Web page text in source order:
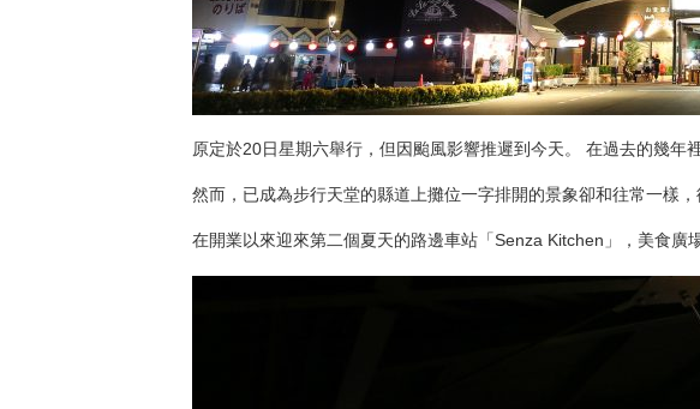
原定於20日星期六舉行，但因颱風影響推遲到今天。 在過去的幾年
然而，已成為步行天堂的縣道上攤位一字排開的景象卻和往常一樣
在開業以來迎來第二個夏天的路邊車站「Senza Kitchen」，美食廣